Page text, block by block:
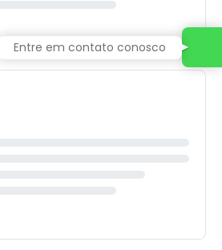
Entre em contato conosco